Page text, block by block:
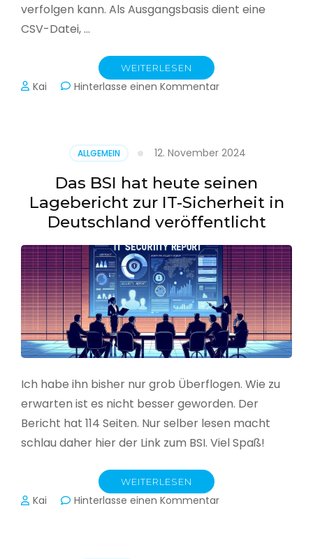
verfolgen kann. Als Ausgangsbasis dient eine
CSV-Datei, …
WEITERLESEN
Kai Hinterlasse einen Kommentarzu
aus
CSV
erstellen
ALLGEMEIN 12. November 2024
Das BSI hat heute seinen
Lagebericht zur IT-Sicherheit in
Deutschland veröffentlicht
Ich habe ihn bisher nur grob Überflogen. Wie zu
erwarten ist es nicht besser geworden. Der
Bericht hat 114 Seiten. Nur selber lesen macht
schlau daher hier der Link zum BSI. Viel Spaß!
WEITERLESEN
Kai Hinterlasse einen Kommentarzu